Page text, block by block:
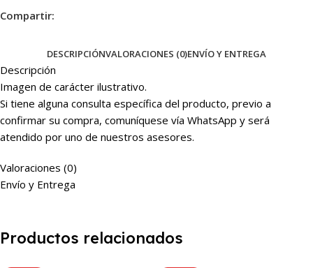
Compartir:
DESCRIPCIÓNVALORACIONES (0)ENVÍO Y ENTREGA
Descripción
Imagen de carácter ilustrativo.
Si tiene alguna consulta específica del producto, previo a
confirmar su compra, comuníquese vía WhatsApp y será
atendido por uno de nuestros asesores.
Valoraciones (0)
Envío y Entrega
Productos relacionados